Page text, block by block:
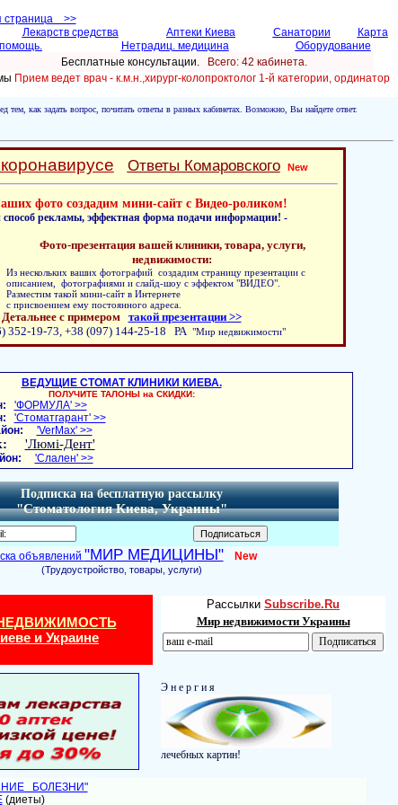
страница >>
Лекарств средства Аптеки Киева Санатории
Карта
Нетрадиц. медицина
Оборудование
Бесплатные консультации.
Всего: 42 кабинетa.
Прием ведет врач - к.м.н.,хирург-колопроктолог 1-й категории, ординатор
тем, как задать вопрос, почитать ответы в разных кабинетах. Возможно, Вы найдете ответ.
Ответы Комаровского New
фото создадим мини-сайт с Видео-роликом!
рекламы, эффектная форма подачи информации! -
Фото-презентация вашей клиники, товара, услуги,
недвижимости:
Из нескольких ваших фотографий создадим страницу презентации с
описанием, фотографиями и слайд-шоу с эффектом "ВИДЕО".
Разместим такой мини-сайт в Интернете
с присвоением ему постоянного адреса.
Детальнее с примером такой презентации >>
352-19-73, +38 (097) 144-25-18 РА "Мир недвижимости"
ВЕДУЩИЕ СТОМАТ КЛИНИКИ КИЕВА.
ПОЛУЧИТЕ ТАЛОНЫ на СКИДКИ:
'ФОРМУЛА' >>
'Стоматгарант' >>
'VerMax' >>
'Люмі-Дент'
'Слален' >>
Подписка на бесплатную рассылку
"Стоматология Киева, Украины"
объявлений "МИР МЕДИЦИНЫ" New
(Трудоустройство, товары, услуги)
и Украине
Рассылки Subscribe.Ru
Мир недвижимости Украины
Э н е р г и я
лечебных картин!
БОЛЕЗНИ"
(диеты)